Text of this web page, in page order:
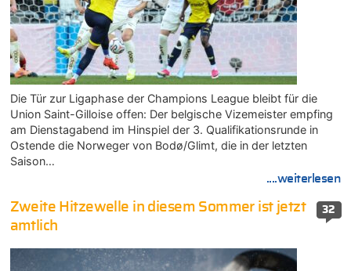
Die Tür zur Ligaphase der Champions League bleibt für die
Union Saint-Gilloise offen: Der belgische Vizemeister empfing
am Dienstagabend im Hinspiel der 3. Qualifikationsrunde in
Ostende die Norweger von Bodø/Glimt, die in der letzten
Saison…
....weiterlesen
32
Zweite Hitzewelle in diesem Sommer ist jetzt
amtlich